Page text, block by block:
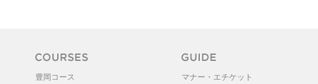
豊岡コース マナー・エチケット